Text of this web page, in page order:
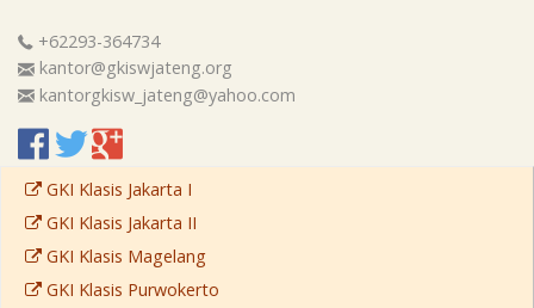
+62293-364734
kantor@gkiswjateng.org
kantorgkisw_jateng@yahoo.com
GKI Klasis Jakarta I
GKI Klasis Jakarta II
GKI Klasis Magelang
GKI Klasis Purwokerto